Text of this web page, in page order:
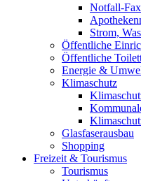
Notfall-Fax
Strom,
Öffentliche
Öffentliche
Energie &
Klimaschutz
Glasfaserausbau
Shopping
Freizeit & Tourismus
Tourismus